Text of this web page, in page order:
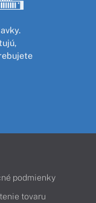
podmienky
tovaru